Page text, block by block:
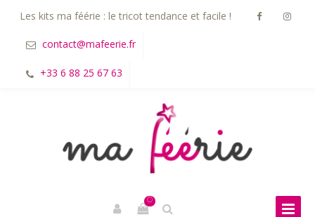
Les kits ma féérie : le tricot tendance et facile !
contact@mafeerie.fr
+33 6 88 25 67 63
0